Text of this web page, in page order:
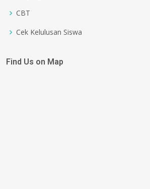
CBT
Cek Kelulusan Siswa
Find Us on Map